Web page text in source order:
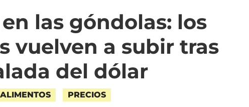
las góndolas: los
vuelven a subir tras
del dólar
ALIMENTOS PRECIOS